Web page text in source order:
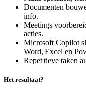
Documenten
info.
Meetings
acties.
Microsoft Copilot
Word, Excel en
Repetitieve taken
Het resultaat?